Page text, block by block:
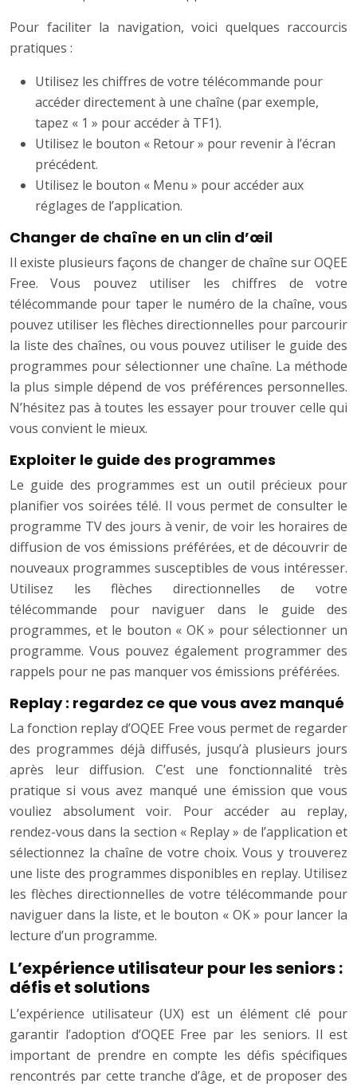
Pour faciliter la navigation, voici quelques raccourcis
pratiques :
Utilisez les chiffres de votre télécommande pour
accéder directement à une chaîne (par exemple,
tapez « 1 » pour accéder à TF1).
Utilisez le bouton « Retour » pour revenir à l’écran
précédent.
Utilisez le bouton « Menu » pour accéder aux
réglages de l’application.
Changer de chaîne en un clin d’œil
Il existe plusieurs façons de changer de chaîne sur OQEE
Free. Vous pouvez utiliser les chiffres de votre
télécommande pour taper le numéro de la chaîne, vous
pouvez utiliser les flèches directionnelles pour parcourir
la liste des chaînes, ou vous pouvez utiliser le guide des
programmes pour sélectionner une chaîne. La méthode
la plus simple dépend de vos préférences personnelles.
N’hésitez pas à toutes les essayer pour trouver celle qui
vous convient le mieux.
Exploiter le guide des programmes
Le guide des programmes est un outil précieux pour
planifier vos soirées télé. Il vous permet de consulter le
programme TV des jours à venir, de voir les horaires de
diffusion de vos émissions préférées, et de découvrir de
nouveaux programmes susceptibles de vous intéresser.
Utilisez les flèches directionnelles de votre
télécommande pour naviguer dans le guide des
programmes, et le bouton « OK » pour sélectionner un
programme. Vous pouvez également programmer des
rappels pour ne pas manquer vos émissions préférées.
Replay : regardez ce que vous avez manqué
La fonction replay d’OQEE Free vous permet de regarder
des programmes déjà diffusés, jusqu’à plusieurs jours
après leur diffusion. C’est une fonctionnalité très
pratique si vous avez manqué une émission que vous
vouliez absolument voir. Pour accéder au replay,
rendez-vous dans la section « Replay » de l’application et
sélectionnez la chaîne de votre choix. Vous y trouverez
une liste des programmes disponibles en replay. Utilisez
les flèches directionnelles de votre télécommande pour
naviguer dans la liste, et le bouton « OK » pour lancer la
lecture d’un programme.
L’expérience utilisateur pour les seniors :
défis et solutions
L’expérience utilisateur (UX) est un élément clé pour
garantir l’adoption d’OQEE Free par les seniors. Il est
important de prendre en compte les défis spécifiques
rencontrés par cette tranche d’âge, et de proposer des